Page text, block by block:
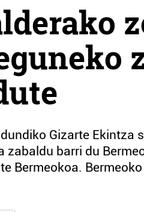
Gizarte Ekintza
zabaldu barri du
Bermeokoa.